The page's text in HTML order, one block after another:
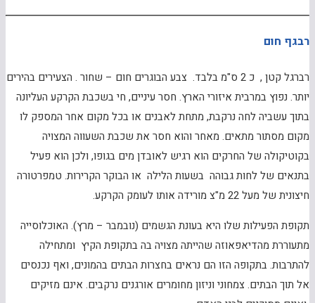
רבגף חום
רברגל קטן , כ 2 ס"מ בלבד. צבע הבוגרים חום – שחור . הצעירים בהירים
יותר. נפוץ במרבית איזורי הארץ. חסר עיניים, חי בשכבת הקרקע העליונה
בתוך עשביה לחה נרקבת, מתחת לאבנים או בכל מקום אחר המספק לו
מקום מסתור מתאים. מאחר והוא חסר את שכבת השעווה המצויה
בקוטיקולה של החרקים הוא רגיש לאובדן מים בגופו, ולכן הוא פעיל
בתנאים של לחות גבוהה בשעות הלילה או הבוקר הקרירות. טמפרטורה
חיצונית של מעל 22 מ"צ מורידה אותו לעומק הקרקע.
תקופת הפעילות שלו היא בעונת הגשמים (נובמבר – מרץ). האוכלוסייה
מתעוררת מהדיאפאוזה שהייתה מצויה בה בתקופת הקיץ ומתחילה
להתרבות. בתקופה הזו הם נראים בחצרות הבתים בהמונים, ואף נכנסים
אל תוך הבתים. צמחוני וניזון מחומרים אורגנים נרקבים. אינם מזיקים